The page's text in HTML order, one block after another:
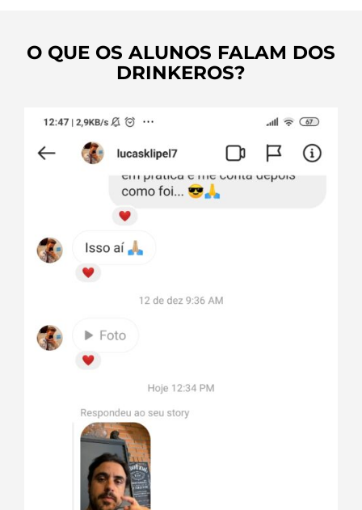
O QUE OS ALUNOS FALAM DOS
DRINKEROS?